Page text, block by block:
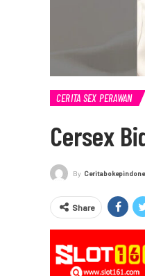
CERITA SEX PERAWAN
Cersex
By
Share